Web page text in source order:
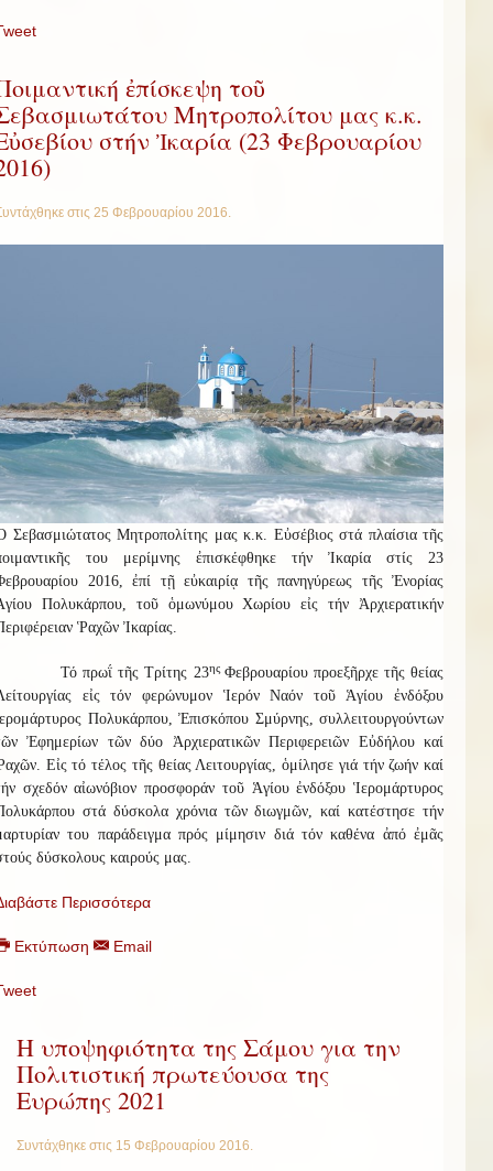
ἐπίσκεψη τοῦ
Μητροπολίτου μας κ.κ.
στήν Ἰκαρία (23 Φεβρουαρίου
στις 25 Φεβρουαρίου 2016
Σεβασμιώτατος Μητροπολίτης μας κ.κ. Εὐσέβιος στά πλαίσια τῆς
του μερίμνης ἐπισκέφθηκε τήν Ἰκαρία στίς 23
2016, ἐπί τῇ εὐκαιρίᾳ τῆς πανηγύρεως τῆς Ἐνορίας
Πολυκάρπου, τοῦ ὁμωνύμου Χωρίου εἰς τήν Ἀρχιερατικήν
Ῥαχῶν Ἰκαρίας.
Τό πρωΐ τῆς Τρίτης 23ης Φεβρουαρίου προεξῆρχε τῆς θείας
εἰς τόν φερώνυμον Ἱερόν Ναόν τοῦ Ἁγίου ἐνδόξου
Πολυκάρπου, Ἐπισκόπου Σμύρνης, συλλειτουργούντων
Ἐφημερίων τῶν δύο Ἀρχιερατικῶν Περιφερειῶν Εὐδήλου καί
Εἰς τό τέλος τῆς θείας Λειτουργίας, ὁμίλησε γιά τήν ζωήν καί
σχεδόν αἰωνόβιον προσφοράν τοῦ Ἁγίου ἐνδόξου Ἱερομάρτυρος
στά δύσκολα χρόνια τῶν διωγμῶν, καί κατέστησε τήν
του παράδειγμα πρός μίμησιν διά τόν καθένα ἀπό ἐμᾶς
δύσκολους καιρούς μας.
Περισσότερα
Εκτύπωση Email
Η υποψηφιότητα της Σάμου για την
Πολιτιστική πρωτεύουσα της
Ευρώπης 2021
Συντάχθηκε στις 15 Φεβρουαρίου 2016